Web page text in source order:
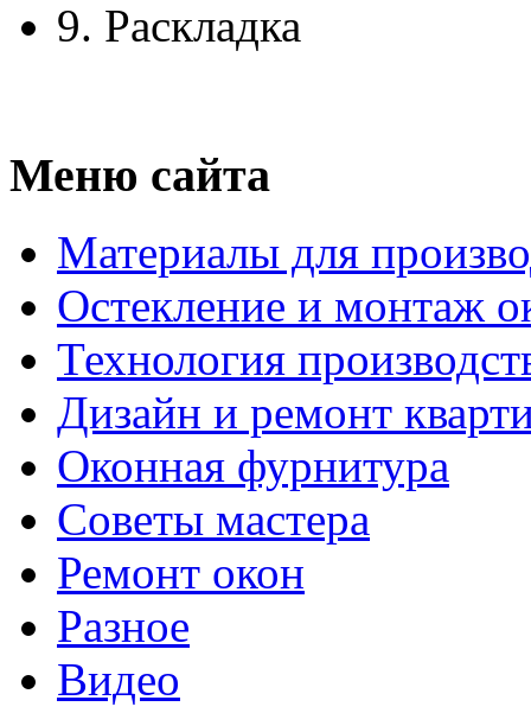
9. Раскладка
Меню сайта
Материалы для
Остекление и монтаж
Технология
Дизайн и ремонт
Оконная фурнитура
Советы мастера
Ремонт окон
Разное
Видео